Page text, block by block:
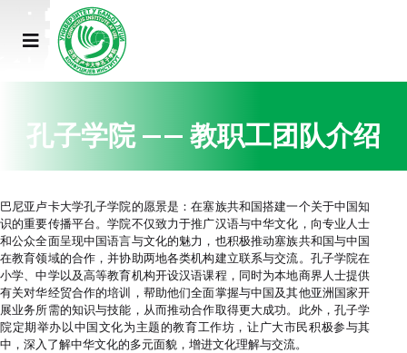
孔子学院 —— 教职工团队介绍
巴尼亚卢卡大学孔子学院的愿景是：在塞族共和国搭建一个关于中国知
识的重要传播平台。学院不仅致力于推广汉语与中华文化，向专业人士
和公众全面呈现中国语言与文化的魅力，也积极推动塞族共和国与中国
在教育领域的合作，并协助两地各类机构建立联系与交流。孔子学院在
小学、中学以及高等教育机构开设汉语课程，同时为本地商界人士提供
有关对华经贸合作的培训，帮助他们全面掌握与中国及其他亚洲国家开
展业务所需的知识与技能，从而推动合作取得更大成功。此外，孔子学
院定期举办以中国文化为主题的教育工作坊，让广大市民积极参与其
中，深入了解中华文化的多元面貌，增进文化理解与交流。